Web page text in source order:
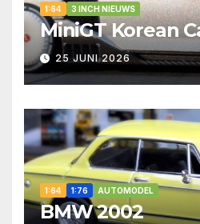
1:64 3 INCH NIEUWS
MiniGT Korean
25 JUNI 2026
1:64 1:76 AUTOMODEL
BMW 2002